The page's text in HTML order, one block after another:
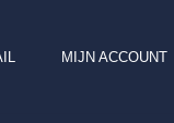
MIJN ACCOUNT